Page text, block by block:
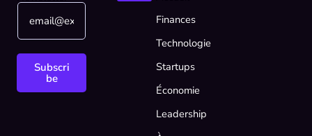
*
m
E
E
a
Subscri
be
Finances
Technologie
Startups
Économie
Leadership